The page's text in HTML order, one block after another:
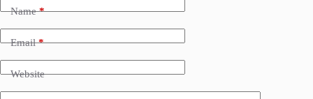
Name*
Email*
Website